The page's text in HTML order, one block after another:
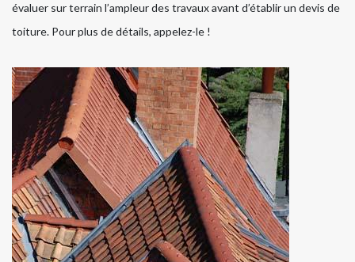
évaluer sur terrain l’ampleur des travaux avant d’établir un devis de
toiture. Pour plus de détails, appelez-le !